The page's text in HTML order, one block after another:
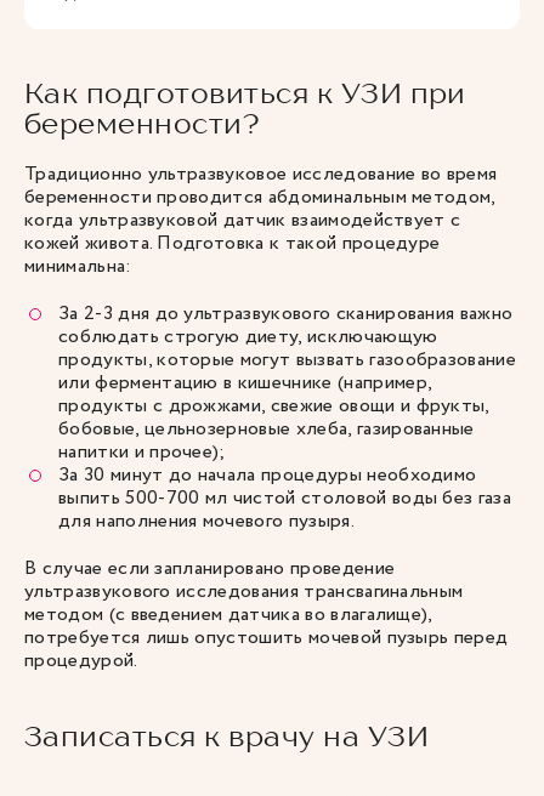
Как подготовиться к УЗИ при
беременности?
Традиционно ультразвуковое исследование во время
беременности проводится абдоминальным методом,
когда ультразвуковой датчик взаимодействует с
кожей живота. Подготовка к такой процедуре
минимальна:
За 2-3 дня до ультразвукового сканирования важно
соблюдать строгую диету, исключающую
продукты, которые могут вызвать газообразование
или ферментацию в кишечнике (например,
продукты с дрожжами, свежие овощи и фрукты,
бобовые, цельнозерновые хлеба, газированные
напитки и прочее);
За 30 минут до начала процедуры необходимо
выпить 500-700 мл чистой столовой воды без газа
для наполнения мочевого пузыря.
В случае если запланировано проведение
ультразвукового исследования трансвагинальным
методом (с введением датчика во влагалище),
потребуется лишь опустошить мочевой пузырь перед
процедурой.
Записаться к врачу на УЗИ